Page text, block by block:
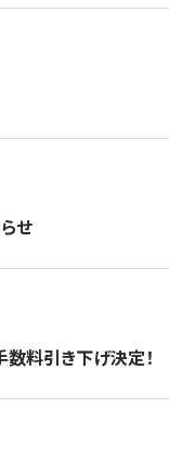
せ
料引き下げ決定！